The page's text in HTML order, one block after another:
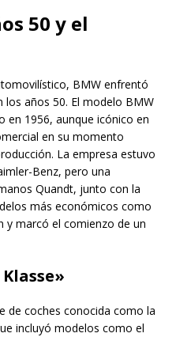
50 y el
BMW enfrentó
los años 50. El modelo BMW
en 1956, aunque icónico en
en su momento
La empresa estuvo
Benz, pero una
Quandt, junto con la
más económicos como
y marcó el comienzo de un
de coches conocida como la
incluyó modelos como el